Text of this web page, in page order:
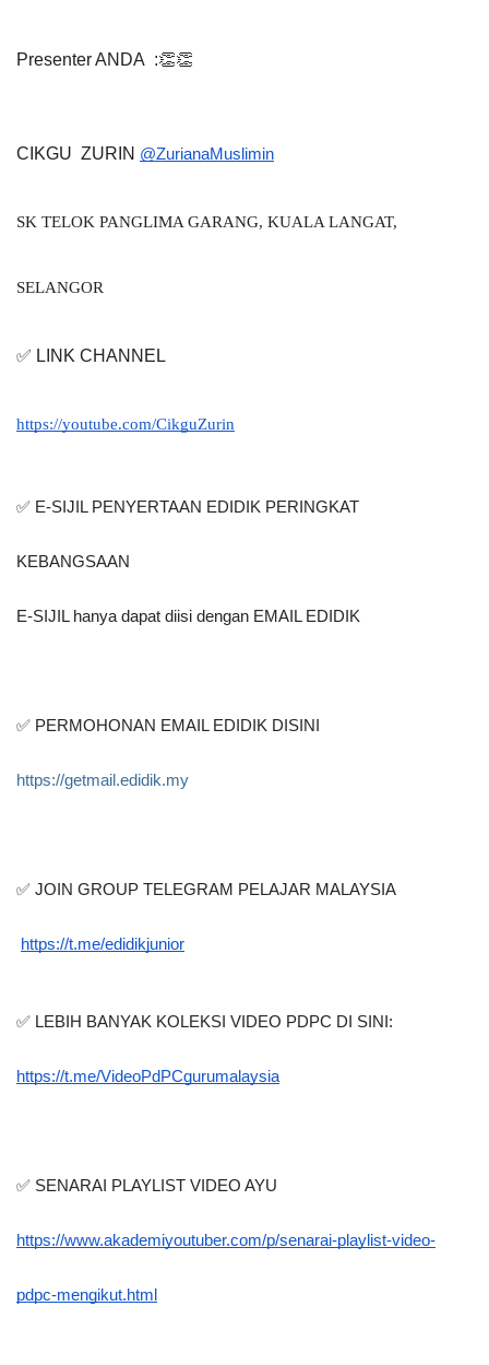
Presenter ANDA  :👏👏
CIKGU  ZURIN @ZurianaMuslimin
SK TELOK PANGLIMA GARANG, KUALA LANGAT,
SELANGOR
✅ LINK CHANNEL
https://youtube.com/CikguZurin
✅ E-SIJIL PENYERTAAN EDIDIK PERINGKAT
KEBANGSAAN
E-SIJIL hanya dapat diisi dengan EMAIL EDIDIK
✅ PERMOHONAN EMAIL EDIDIK DISINI
https://getmail.edidik.my
✅ JOIN GROUP TELEGRAM PELAJAR MALAYSIA
https://t.me/edidikjunior
✅ LEBIH BANYAK KOLEKSI VIDEO PDPC DI SINI:
https://t.me/VideoPdPCgurumalaysia
✅ SENARAI PLAYLIST VIDEO AYU
https://www.akademiyoutuber.com/p/senarai-playlist-video-
pdpc-mengikut.html